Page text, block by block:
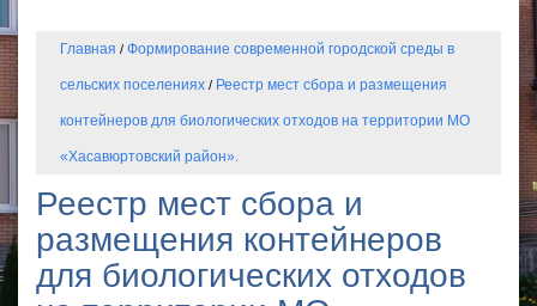
Главная / Формирование современной городской среды в
сельских поселениях / Реестр мест сбора и размещения
контейнеров для биологических отходов на территории МО
«Хасавюртовский район».
Реестр мест сбора и
размещения контейнеров
для биологических отходов